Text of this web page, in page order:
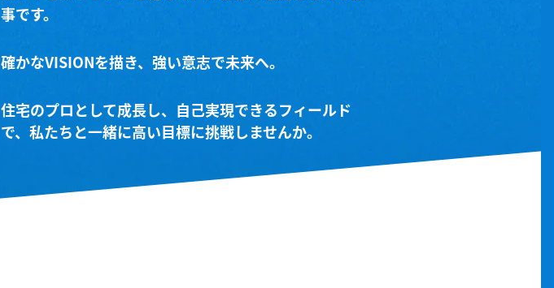
事です。
確かなVISIONを描き、強い意志で未来へ。
住宅のプロとして成長し、自己実現できるフィールド
で、 私たちと一緒に高い目標に挑戦しませんか。